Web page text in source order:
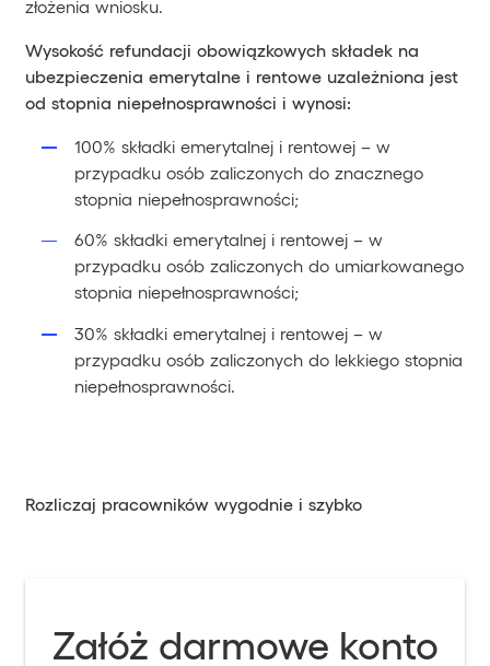
złożenia wniosku.
Wysokość refundacji obowiązkowych składek na
ubezpieczenia emerytalne i rentowe uzależniona jest
od stopnia niepełnosprawności i wynosi:
100% składki emerytalnej i rentowej – w
przypadku osób zaliczonych do znacznego
stopnia niepełnosprawności;
60% składki emerytalnej i rentowej – w
przypadku osób zaliczonych do umiarkowanego
stopnia niepełnosprawności;
30% składki emerytalnej i rentowej – w
przypadku osób zaliczonych do lekkiego stopnia
niepełnosprawności.
Rozliczaj pracowników wygodnie i szybko
Załóż darmowe konto